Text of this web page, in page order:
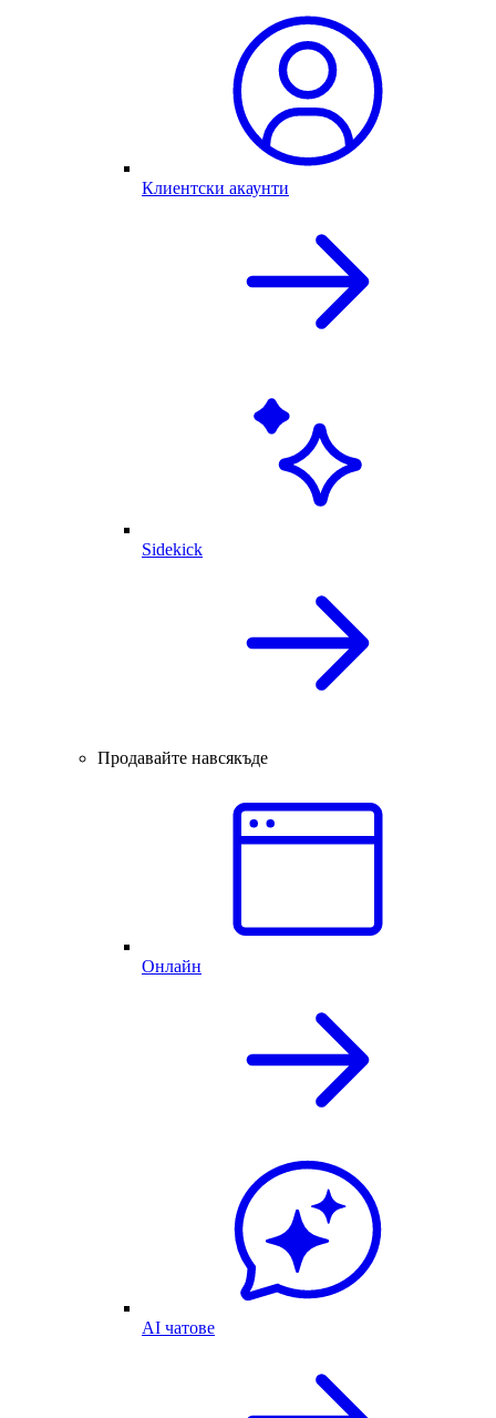
Клиентски акаунти
Sidekick
Продавайте навсякъде
Онлайн
AI чатове